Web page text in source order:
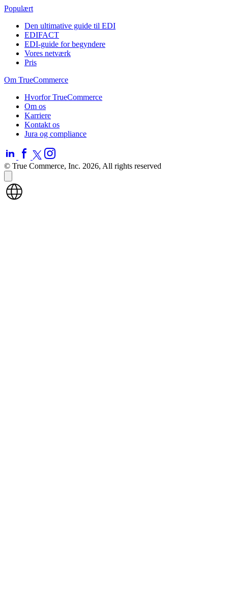
Populært
Den ultimative guide til EDI
EDIFACT
EDI-guide for begyndere
Vores netværk
Pris
Om TrueCommerce
Hvorfor TrueCommerce
Om os
Karriere
Kontakt os
Jura og compliance
© True Commerce, Inc. 2026, All rights reserved